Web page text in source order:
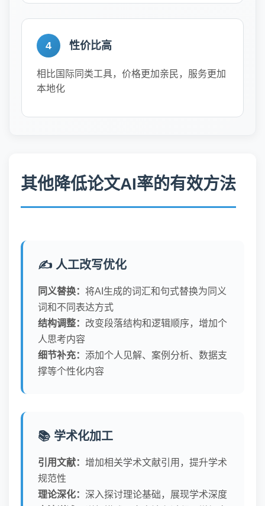
4 性价比高
相比国际同类工具，价格更加亲民，服务更加
本地化
其他降低论文AI率的有效方法
✍️ 人工改写优化
同义替换： 将AI生成的词汇和句式替换为同义
词和不同表达方式
结构调整： 改变段落结构和逻辑顺序，增加个
人思考内容
细节补充： 添加个人见解、案例分析、数据支
撑等个性化内容
📚 学术化加工
引用文献： 增加相关学术文献引用，提升学术
规范性
理论深化： 深入探讨理论基础，展现学术深度